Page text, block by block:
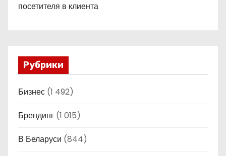
посетителя в клиента
Рубрики
Бизнес (1 492)
Брендинг (1 015)
В Беларуси (844)